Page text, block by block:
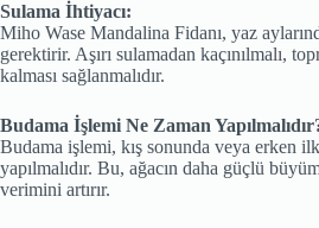
Sulama İhtiyacı:
Miho Wase Mandalina Fidanı, yaz
gerektirir. Aşırı sulamadan kaçınılmalı,
kalması sağlanmalıdır.
Budama İşlemi Ne Zaman
Budama işlemi, kış sonunda veya erken
yapılmalıdır. Bu, ağacın daha güçlü
verimini artırır.